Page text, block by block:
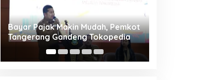
Resmi Bergulir, 651 Kafilah
Ramaikan MTQ XXV Kota
Tangerang di Ciledug